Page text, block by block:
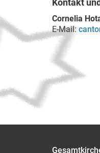
Kontakt
Cornelia
E-Mail: